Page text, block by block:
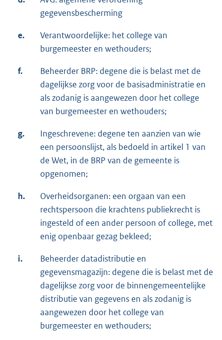
gegevensbescherming
e.
Verantwoordelijke: het college van
burgemeester en wethouders;
f.
Beheerder BRP: degene die is belast met de
dagelijkse zorg voor de basisadministratie en
als zodanig is aangewezen door het college
van burgemeester en wethouders;
g.
Ingeschrevene: degene ten aanzien van wie
een persoonslijst, als bedoeld in artikel 1 van
de Wet, in de BRP van de gemeente is
opgenomen;
h.
Overheidsorganen: een orgaan van een
rechtspersoon die krachtens publiekrecht is
ingesteld of een ander persoon of college, met
enig openbaar gezag bekleed;
i.
Beheerder datadistributie en
gegevensmagazijn: degene die is belast met de
dagelijkse zorg voor de binnengemeentelijke
distributie van gegevens en als zodanig is
aangewezen door het college van
burgemeester en wethouders;